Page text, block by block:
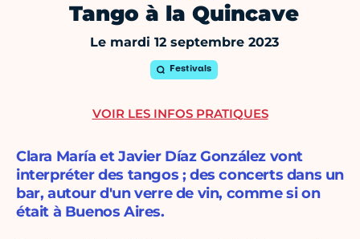
Tango à la Quincave
Le mardi 12 septembre 2023
Festivals
Clara María et Javier Díaz González vont
interpréter des tangos ; des concerts dans un
bar, autour d'un verre de vin, comme si on
était à Buenos Aires.
VOIR LES INFOS PRATIQUES